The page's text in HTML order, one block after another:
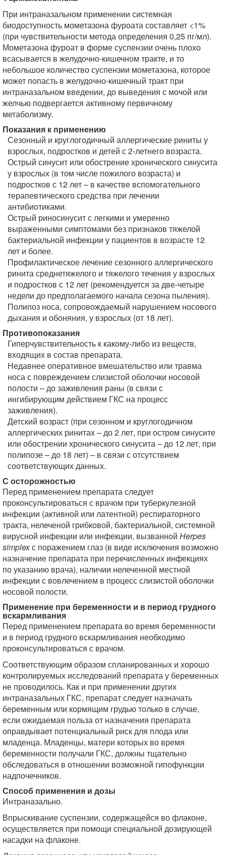
При интраназальном применении системная
биодоступность мометазона фуроата составляет <1%
(при чувствительности метода определения 0,25 пг/мл).
Мометазона фуроат в форме суспензии очень плохо
всасывается в желудочно-кишечном тракте, и то
небольшое количество суспензии мометазона, которое
может попасть в желудочно-кишечный тракт при
интраназальном введении, до выведения с мочой или
желчью подвергается активному первичному
метаболизму.
Показания к применению
Сезонный и круглогодичный аллергические риниты у
взрослых, подростков и детей с 2-летнего возраста.
Острый синусит или обострение хронического синусита
у взрослых (в том числе пожилого возраста) и
подростков с 12 лет – в качестве вспомогательного
терапевтического средства при лечении
антибиотиками.
Острый риносинусит с легкими и умеренно
выраженными симптомами без признаков тяжелой
бактериальной инфекции у пациентов в возрасте 12
лет и более.
Профилактическое лечение сезонного аллергического
ринита среднетяжелого и тяжелого течения у взрослых
и подростков с 12 лет (рекомендуется за две-четыре
недели до предполагаемого начала сезона пыления).
Полипоз носа, сопровождаемый нарушением носового
дыхания и обоняния, у взрослых (от 18 лет).
Противопоказания
Гиперчувствительность к какому-либо из веществ,
входящих в состав препарата.
Недавнее оперативное вмешательство или травма
носа с повреждением слизистой оболочки носовой
полости – до заживления раны (в связи с
ингибирующим действием ГКС на процесс
заживления).
Детский возраст (при сезонном и круглогодичном
аллергических ринитах – до 2 лет, при остром синусите
или обострении хронического синусита – до 12 лет, при
полипозе – до 18 лет) – в связи с отсутствием
соответствующих данных.
С осторожностью
Перед применением препарата следует
проконсультироваться с врачом при туберкулезной
инфекции (активной или латентной) респираторного
тракта, нелеченой грибковой, бактериальной, системной
вирусной инфекции или инфекции, вызванной Herpes
simplexс поражением глаз (в виде исключения возможно
назначение препарата при перечисленных инфекциях
по указанию врача), наличии нелеченной местной
инфекции с вовлечением в процесс слизистой оболочки
носовой полости.
Применение при беременности и в период грудного
вскармливания
Перед применением препарата во время беременности
и в период грудного вскармливания необходимо
проконсультироваться с врачом.
Соответствующим образом спланированных и хорошо
контролируемых исследований препарата у беременных
не проводилось. Как и при применении других
интраназальных ГКС, препарат следует назначать
беременным или кормящим грудью только в случае,
если ожидаемая польза от назначения препарата
оправдывает потенциальный риск для плода или
младенца. Младенцы, матери которых во время
беременности получали ГКС, должны тщательно
обследоваться в отношении возможной гипофункции
надпочечников.
Способ применения и дозы
Интраназально.
Впрыскивание суспензии, содержащейся во флаконе,
осуществляется при помощи специальной дозирующей
насадки на флаконе.